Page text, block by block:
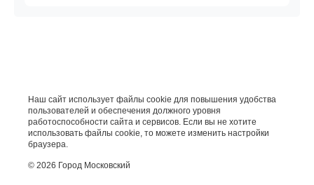
Наш сайт использует файлы cookie для повышения удобства
пользователей и обеспечения должного уровня
работоспособности сайта и сервисов. Если вы не хотите
использовать файлы cookie, то можете изменить настройки
браузера.
© 2026 Город Московский